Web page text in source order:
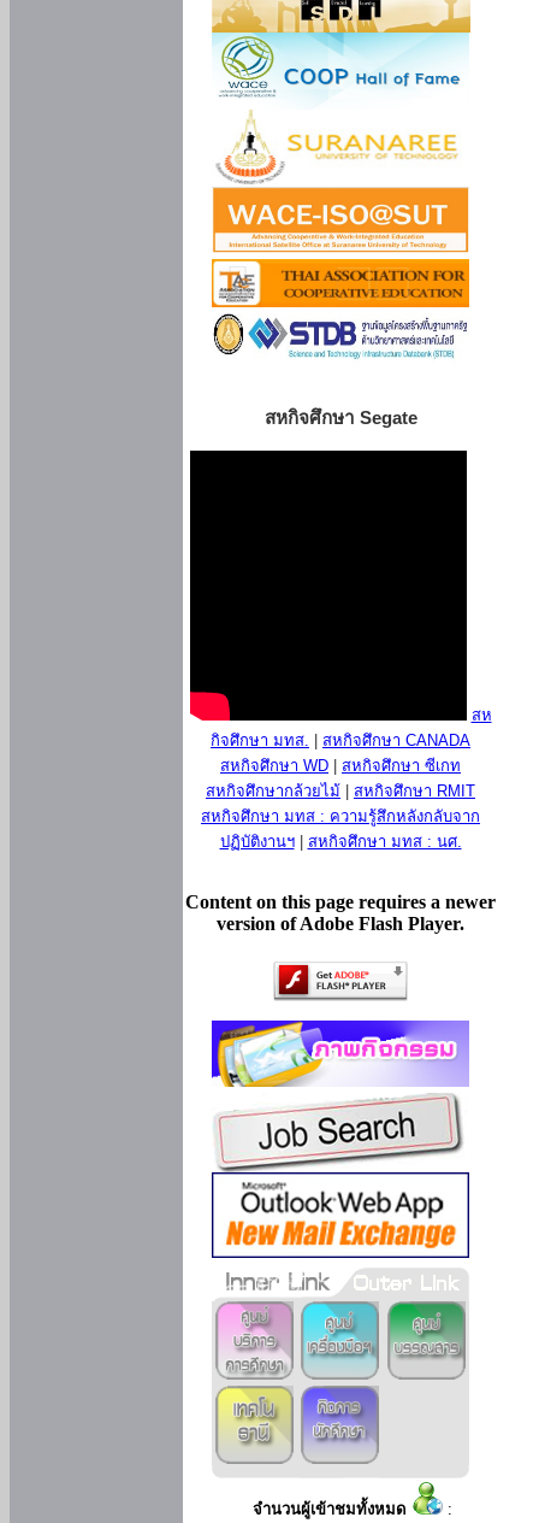
สหกิจศึกษา Segate
สห
กิจศึกษา มทส.
สหกิจศึกษา CANADA
สหกิจศึกษา WD
สหกิจศึกษา ซีเกท
สหกิจศึกษากล้วยไม้
สหกิจศึกษา RMIT
สหกิจศึกษา มทส : ความรู้สึกหลังกลับจาก
ปฏิบัติงานฯ| สหกิจศึกษา มทส : นศ.
Content on this page requires a newer
version of Adobe Flash Player.
จำนวนผู้เข้าชมทั้งหมด :